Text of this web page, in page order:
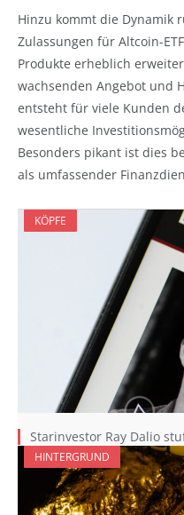
Hinzu kommt die Dynamik
Zulassungen für Altcoin-
Produkte erheblich
wachsenden Angebot und
entsteht für viele Kunden
wesentliche
Besonders pikant ist dies
als umfassender
KÖPFE
Starinvestor Ray Dalio
HINTERGRUND